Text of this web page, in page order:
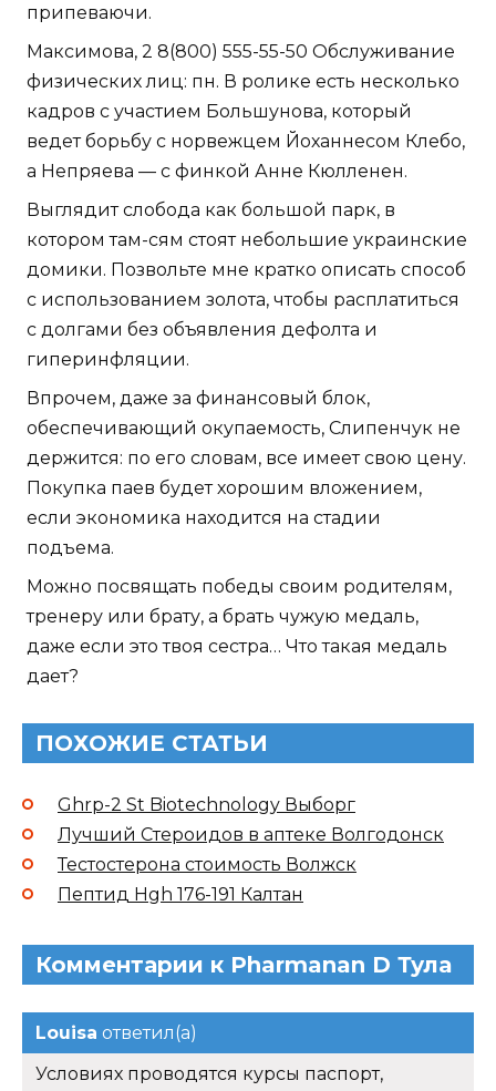
припеваючи.
Максимова, 2 8(800) 555-55-50 Обслуживание
физических лиц: пн. В ролике есть несколько
кадров с участием Большунова, который
ведет борьбу с норвежцем Йоханнесом Клебо,
а Непряева — с финкой Анне Кюлленен.
Выглядит слобода как большой парк, в
котором там-сям стоят небольшие украинские
домики. Позвольте мне кратко описать способ
с использованием золота, чтобы расплатиться
с долгами без объявления дефолта и
гиперинфляции.
Впрочем, даже за финансовый блок,
обеспечивающий окупаемость, Слипенчук не
держится: по его словам, все имеет свою цену.
Покупка паев будет хорошим вложением,
если экономика находится на стадии
подъема.
Можно посвящать победы своим родителям,
тренеру или брату, а брать чужую медаль,
даже если это твоя сестра… Что такая медаль
дает?
ПОХОЖИЕ СТАТЬИ
Ghrp-2 St Biotechnology Выборг
Лучший Стероидов в аптеке Волгодонск
Тестостерона стоимость Волжск
Пептид Hgh 176-191 Калтан
Комментарии к Pharmanan D Тула
Louisa ответил(а)
Условиях проводятся курсы паспорт,